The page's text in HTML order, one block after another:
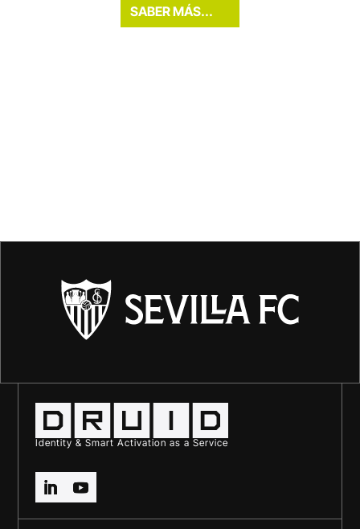
SABER MÁS...
Identity & Smart Activation as a Service